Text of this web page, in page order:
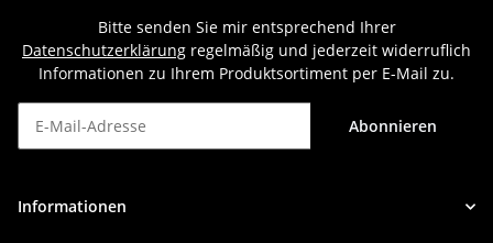
Bitte senden Sie mir entsprechend Ihrer
Datenschutzerklärung regelmäßig und jederzeit widerruflich
Informationen zu Ihrem Produktsortiment per E-Mail zu.
Abonnieren
Informationen